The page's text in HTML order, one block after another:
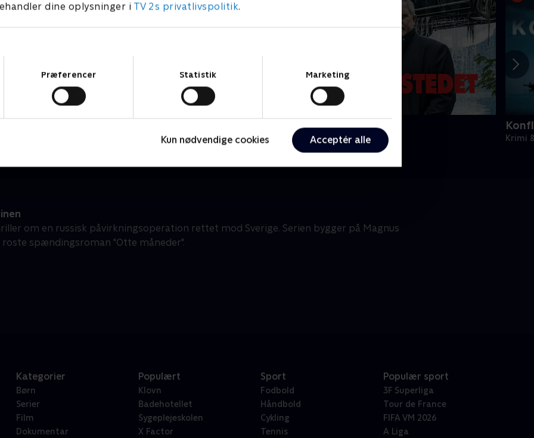
dine oplysninger i TV 2s privatlivspolitik.
Præferencer Statistik Marketing
Kun nødvendige cookies Acceptér alle
Gerningsstedet - Tatort
Krimi & Spænding • 1 sæsoner Krimi
om en russisk påvirkningsoperation rettet mod Sverige. Serien bygger på Magnus
roste spændingsroman "Otte måneder".
Kategorier
Børn
Serier
Film
Dokumentar
Populært
Klovn
Badehotellet
Sygeplejeskolen
X Factor
Sport
Fodbold
Håndbold
Cykling
Tennis
Populær sport
3F Superliga
Tour de France
FIFA VM 2026
A Liga